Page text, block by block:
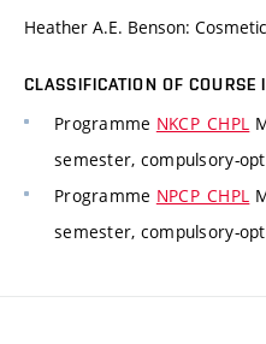
Heather A.E. Benson:
CLASSIFICATION OF COURSE
Programme NKCP_CHPL
semester, compulsory-
Programme NPCP_CHPL
semester, compulsory-